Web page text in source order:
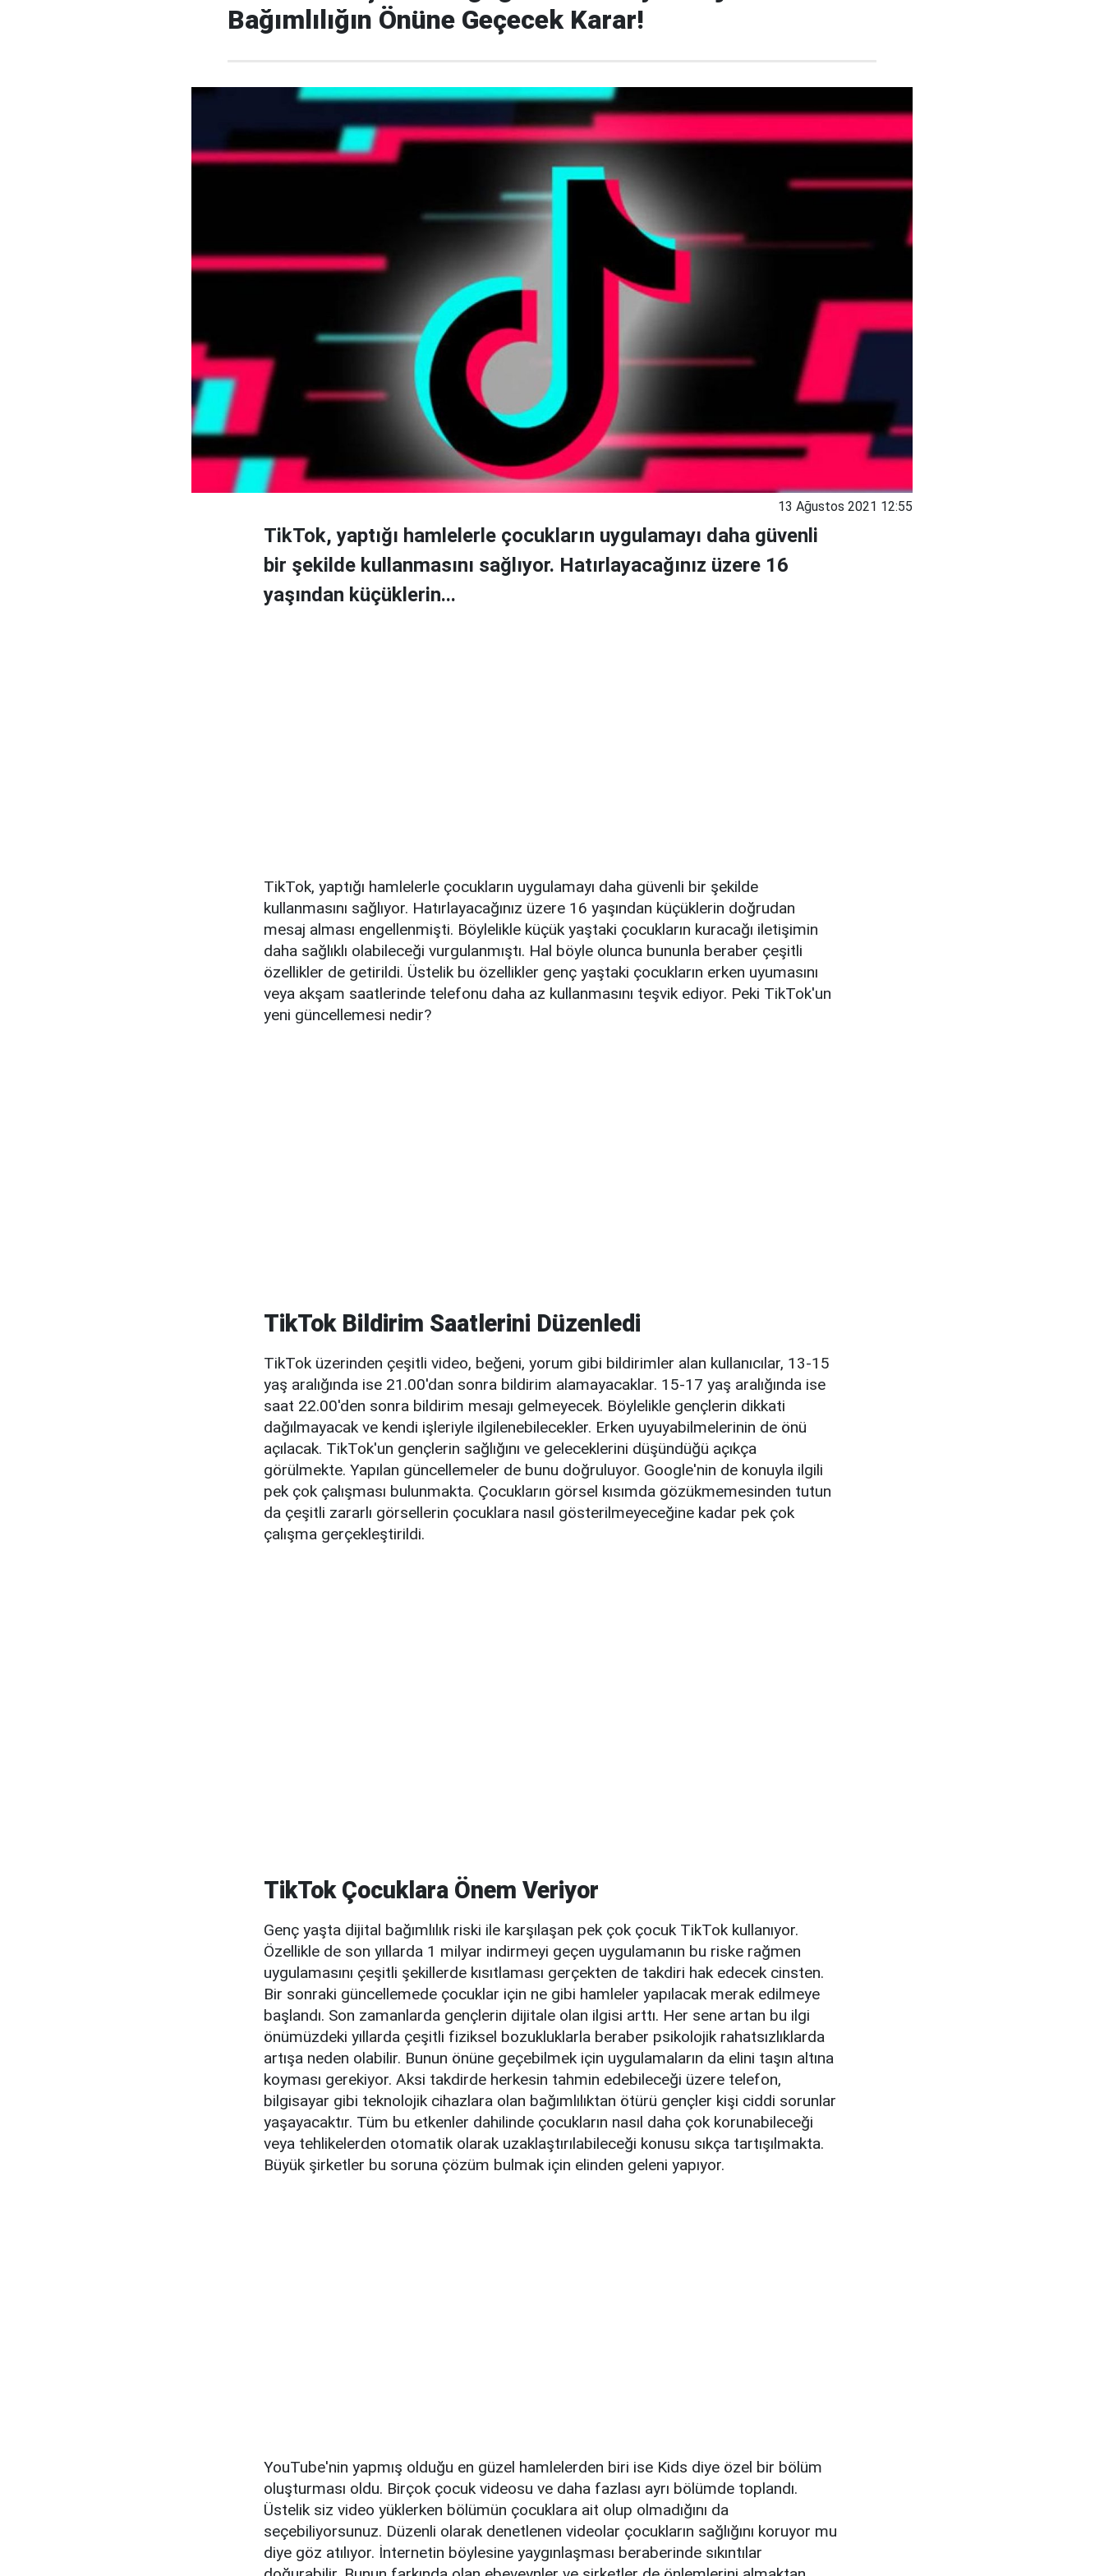
Bağımlılığın Önüne Geçecek Karar!
13 Ağustos 2021 12:55
TikTok, yaptığı hamlelerle çocukların uygulamayı daha güvenli
bir şekilde kullanmasını sağlıyor. Hatırlayacağınız üzere 16
yaşından küçüklerin...
TikTok, yaptığı hamlelerle çocukların uygulamayı daha güvenli bir şekilde
kullanmasını sağlıyor. Hatırlayacağınız üzere 16 yaşından küçüklerin doğrudan
mesaj alması engellenmişti. Böylelikle küçük yaştaki çocukların kuracağı iletişimin
daha sağlıklı olabileceği vurgulanmıştı. Hal böyle olunca bununla beraber çeşitli
özellikler de getirildi. Üstelik bu özellikler genç yaştaki çocukların erken uyumasını
veya akşam saatlerinde telefonu daha az kullanmasını teşvik ediyor. Peki TikTok'un
yeni güncellemesi nedir?
TikTok Bildirim Saatlerini Düzenledi
TikTok üzerinden çeşitli video, beğeni, yorum gibi bildirimler alan kullanıcılar, 13-15
yaş aralığında ise 21.00'dan sonra bildirim alamayacaklar. 15-17 yaş aralığında ise
saat 22.00'den sonra bildirim mesajı gelmeyecek. Böylelikle gençlerin dikkati
dağılmayacak ve kendi işleriyle ilgilenebilecekler. Erken uyuyabilmelerinin de önü
açılacak. TikTok'un gençlerin sağlığını ve geleceklerini düşündüğü açıkça
görülmekte. Yapılan güncellemeler de bunu doğruluyor. Google'nin de konuyla ilgili
pek çok çalışması bulunmakta. Çocukların görsel kısımda gözükmemesinden tutun
da çeşitli zararlı görsellerin çocuklara nasıl gösterilmeyeceğine kadar pek çok
çalışma gerçekleştirildi.
TikTok Çocuklara Önem Veriyor
Genç yaşta dijital bağımlılık riski ile karşılaşan pek çok çocuk TikTok kullanıyor.
Özellikle de son yıllarda 1 milyar indirmeyi geçen uygulamanın bu riske rağmen
uygulamasını çeşitli şekillerde kısıtlaması gerçekten de takdiri hak edecek cinsten.
Bir sonraki güncellemede çocuklar için ne gibi hamleler yapılacak merak edilmeye
başlandı. Son zamanlarda gençlerin dijitale olan ilgisi arttı. Her sene artan bu ilgi
önümüzdeki yıllarda çeşitli fiziksel bozukluklarla beraber psikolojik rahatsızlıklarda
artışa neden olabilir. Bunun önüne geçebilmek için uygulamaların da elini taşın altına
koyması gerekiyor. Aksi takdirde herkesin tahmin edebileceği üzere telefon,
bilgisayar gibi teknolojik cihazlara olan bağımlılıktan ötürü gençler kişi ciddi sorunlar
yaşayacaktır. Tüm bu etkenler dahilinde çocukların nasıl daha çok korunabileceği
veya tehlikelerden otomatik olarak uzaklaştırılabileceği konusu sıkça tartışılmakta.
Büyük şirketler bu soruna çözüm bulmak için elinden geleni yapıyor.
YouTube'nin yapmış olduğu en güzel hamlelerden biri ise Kids diye özel bir bölüm
oluşturması oldu. Birçok çocuk videosu ve daha fazlası ayrı bölümde toplandı.
Üstelik siz video yüklerken bölümün çocuklara ait olup olmadığını da
seçebiliyorsunuz. Düzenli olarak denetlenen videolar çocukların sağlığını koruyor mu
diye göz atılıyor. İnternetin böylesine yaygınlaşması beraberinde sıkıntılar